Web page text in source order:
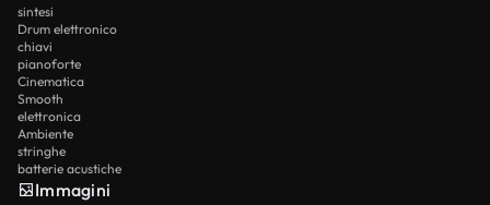
sintesi
Drum elettronico
chiavi
pianoforte
Cinematica
Smooth
elettronica
Ambiente
stringhe
batterie acustiche
Immagini